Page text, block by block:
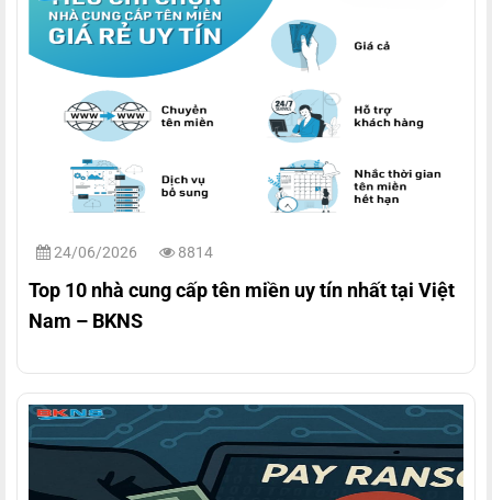
24/06/2026 8814
Top 10 nhà cung cấp tên miền uy tín nhất tại Việt
Nam – BKNS